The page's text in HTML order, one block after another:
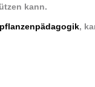
kann.
,